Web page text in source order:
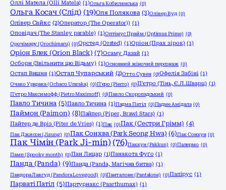
Оллі Матела (Olli Matela) (1)Ольга Кобилянська (0)
Ольга Косач (Слід) (19)Оля Полякова (3)Олівер Вуд (0)
Олівер Сайкс (2)Оператор (The Operator)) (1)
Оповідач (The Stanley parable) (1)Оптімус Прайм (Optimus Prime) (0)
Орочімару (Orochimaru) (0)Орстед (Orsted) (1)Оріон (Прах зірок) (1)
Оріон Блек (Orion Black) (7)Осаму Дазай (1)
Осборн (Звільнити цю Відьму) (1)Основний жіночий персонаж (0)
Остап Вишня (1)Остап Чупарський (2)Отто Сувен (0)Офелія Забіні (1)
Очако Урарака (Ochaco Uraraka) (0)П'єро (Pierro) (0)П'єтро (Тінь, Є.Л.Шварц) (1)
П'єтро Максимофф (Pietro Maximoff) (0)Павло Скоропадський (0)
Павло Тичина (5)Павло Тичина (1)Падма Патіл (0)Падме Амідала (0)
Паймон (Paimon) (8)Пайпер (Piper, Brawl Stars) (1)
Пайтер де Вріз (Piter de Vries) (1)Пак (0)Пак (Сестри Грімм) (4)
Пак Джисон (Jisung) (0)Пак Сонхва (Park Seong Hwa) (6)Пак Сонхун (0)
Пак Чімін (Park Ji-min) (76)Паккун (Pakkun) (0)Палермо (0)
Памп (Spooky month) (0)Пан Лицар (1)Панакота Фуґо (1)
Панда (Panda) (9)Панда (Panda, Магічна битва) (1)
Пандора Лавгуд (Pandora Lovegood) (0)Панталоне (Pantalone) (0)Папірус (1)
Парваті Патіл (5)Партурнакс (Paarthurnax) (1)